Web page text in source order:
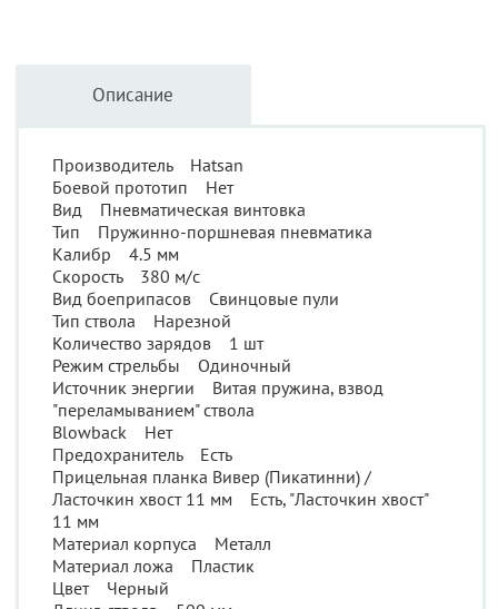
Описание
Производитель Hatsan
Боевой прототип Нет
Вид Пневматическая винтовка
Тип Пружинно-поршневая пневматика
Калибр 4.5 мм
Скорость 380 м/с
Вид боеприпасов Свинцовые пули
Тип ствола Нарезной
Количество зарядов 1 шт
Режим стрельбы Одиночный
Источник энергии Витая пружина, взвод
"переламыванием" ствола
Blowback Нет
Предохранитель Есть
Прицельная планка Вивер (Пикатинни) /
Ласточкин хвост 11 мм Есть, "Ласточкин хвост"
11 мм
Материал корпуса Металл
Материал ложа Пластик
Цвет Черный